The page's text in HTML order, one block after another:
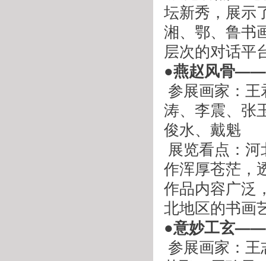
坛新秀，展示
湘、鄂、鲁书
层次的对话平
●燕赵风骨——
涛、李震、张
俊水、戴魁
作浑厚苍茫，
作品内容广泛
北地区的书画
●意妙工玄——